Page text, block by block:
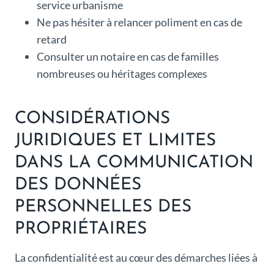
service urbanisme
Ne pas hésiter à relancer poliment en cas de
retard
Consulter un notaire en cas de familles
nombreuses ou héritages complexes
CONSIDÉRATIONS
JURIDIQUES ET LIMITES
DANS LA COMMUNICATION
DES DONNÉES
PERSONNELLES DES
PROPRIÉTAIRES
La confidentialité est au cœur des démarches liées à